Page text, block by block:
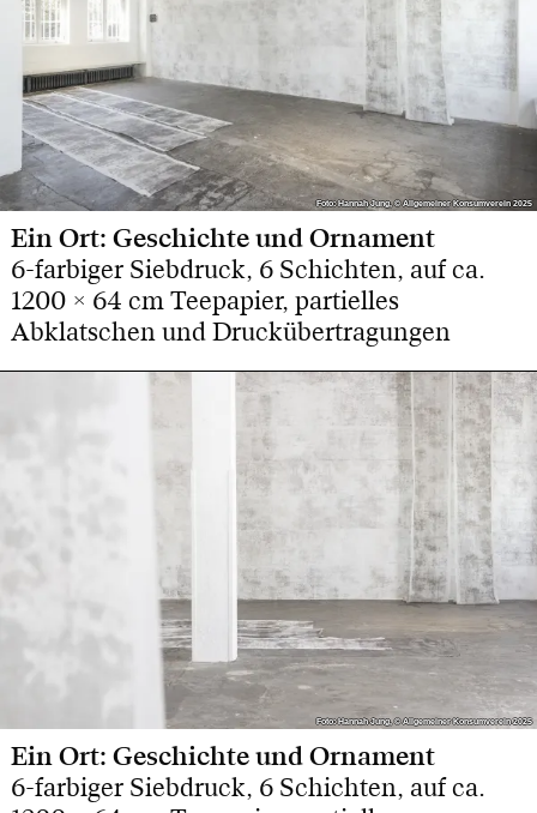
Foto: Hannah Jung, © Allgemeiner Konsumverein 2025
Foto: Hannah Jung, © Allgemeiner Konsumverein 2025
Ein Ort: Geschichte und Ornament
6-farbiger Siebdruck, 6 Schichten, auf ca.
1200 × 64 cm Teepapier, partielles
Abklatschen und Druckübertragungen
Foto: Hannah Jung, © Allgemeiner Konsumverein 2025
Foto: Hannah Jung, © Allgemeiner Konsumverein 2025
Ein Ort: Geschichte und Ornament
6-farbiger Siebdruck, 6 Schichten, auf ca.